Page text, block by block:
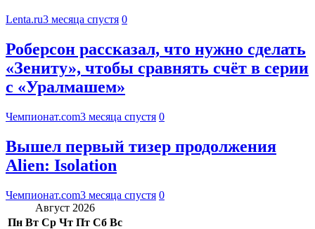
Lenta.ru3 месяца спустя 0
Роберсон рассказал, что нужно сделать
«Зениту», чтобы сравнять счёт в серии
с «Уралмашем»
Чемпионат.com3 месяца спустя 0
Вышел первый тизер продолжения
Alien: Isolation
Чемпионат.com3 месяца спустя 0
Август 2026
Пн Вт Ср Чт Пт Сб Вс